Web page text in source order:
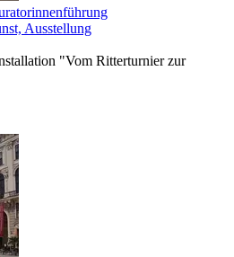
Ausstellung
"Vom Ritterturnier zur